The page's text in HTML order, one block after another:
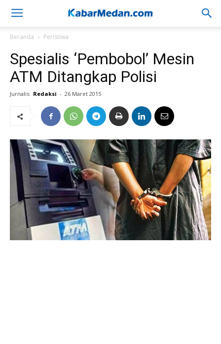
Beranda Peristiwa
Spesialis ‘Pembobol’ Mesin
ATM Ditangkap Polisi
Jurnalis: Redaksi - 26 Maret 2015